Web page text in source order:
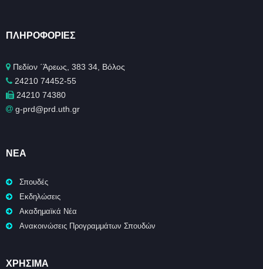
ΠΛΗΡΟΦΟΡΊΕΣ
Πεδίον ΄Άρεως, 383 34, Βόλος
24210 74452-55
24210 74380
g-prd@prd.uth.gr
ΝΈΑ
Σπουδές
Εκδηλώσεις
Ακαδημαϊκά Νέα
Ανακοινώσεις Προγραμμάτων Σπουδών
ΧΡΉΣΙΜΑ